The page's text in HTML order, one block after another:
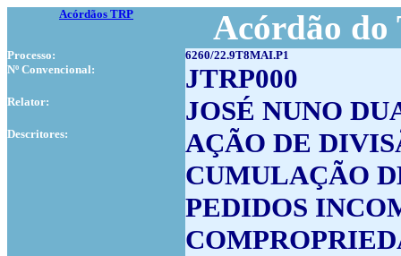
Acórdãos TRP Acórdão do
Processo:
6260/22.9T8MAI.P1
Nº Convencional:
JTRP000
Relator: JOSÉ NUNO
Descritores:
AÇÃO DE
CUMULAÇÃO
PEDIDOS